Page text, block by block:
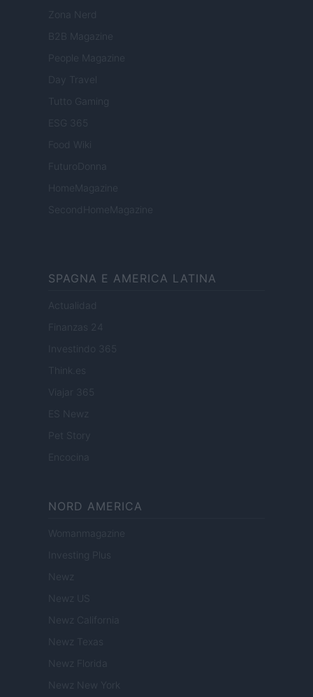
Zona Nerd
B2B Magazine
People Magazine
Day Travel
Tutto Gaming
ESG 365
Food Wiki
FuturoDonna
HomeMagazine
SecondHomeMagazine
SPAGNA E AMERICA LATINA
Actualidad
Finanzas 24
Investindo 365
Think.es
Viajar 365
ES Newz
Pet Story
Encocina
NORD AMERICA
Womanmagazine
Investing Plus
Newz
Newz US
Newz California
Newz Texas
Newz Florida
Newz New York